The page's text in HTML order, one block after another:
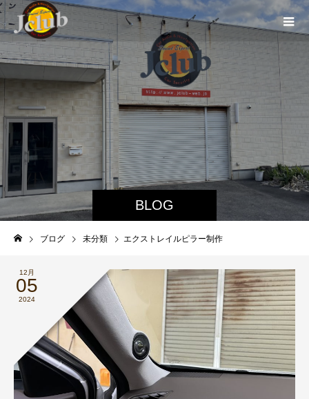
BLOG
ブログ 未分類 エクストレイルピラー制作
12月
05
2024